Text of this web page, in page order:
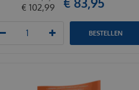
€ 102,99
BESTELLEN